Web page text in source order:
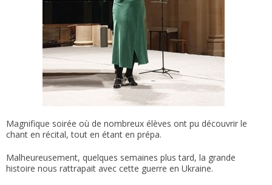
Magnifique soirée où de nombreux élèves ont pu découvrir le
chant en récital, tout en étant en prépa.
Malheureusement, quelques semaines plus tard, la grande
histoire nous rattrapait avec cette guerre en Ukraine.